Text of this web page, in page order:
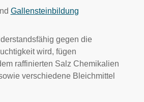
Gallensteinbildung
gegen die
wird, fügen
raffinierten Salz Chemikalien
verschiedene Bleichmittel